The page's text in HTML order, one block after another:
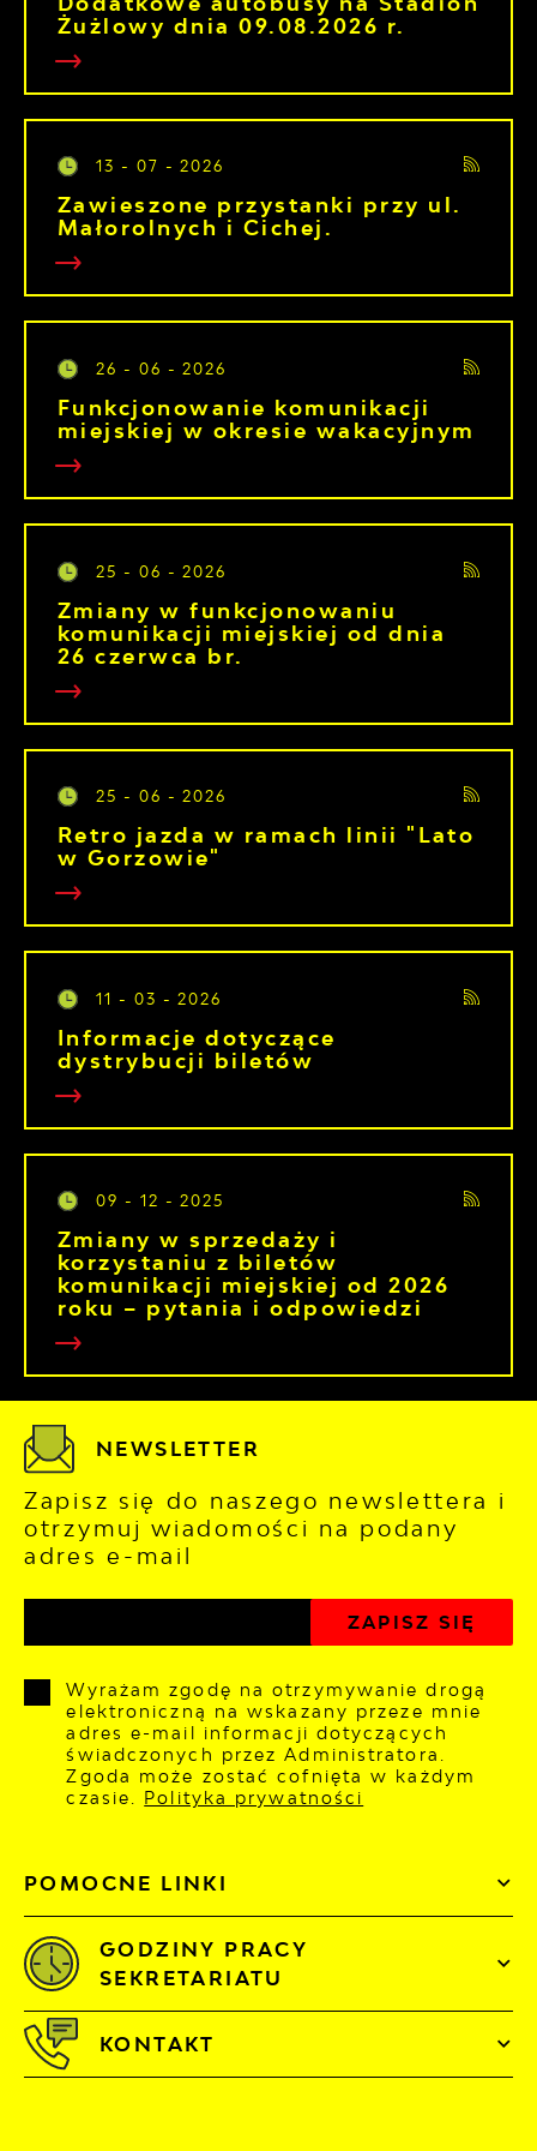
Żużlowy dnia 09.08.2026 r.
13 - 07 - 2026
Zawieszone przystanki przy ul.
Małorolnych i Cichej.
26 - 06 - 2026
Funkcjonowanie komunikacji
miejskiej w okresie wakacyjnym
25 - 06 - 2026
Zmiany w funkcjonowaniu
komunikacji miejskiej od dnia
26 czerwca br.
25 - 06 - 2026
Retro jazda w ramach linii "Lato
w Gorzowie"
11 - 03 - 2026
Informacje dotyczące
dystrybucji biletów
09 - 12 - 2025
Zmiany w sprzedaży i
korzystaniu z biletów
komunikacji miejskiej od 2026
roku – pytania i odpowiedzi
POMOCNE LINKI
NEWSLETTER
Zapisz się do naszego newslettera i
otrzymuj wiadomości na podany
adres e-mail
Wyrażam zgodę na otrzymywanie drogą
elektroniczną na wskazany przeze mnie
adres e-mail informacji dotyczących
świadczonych przez Administratora.
Zgoda może zostać cofnięta w każdym
czasie. Polityka prywatności
GODZINY PRACY
SEKRETARIATU
KONTAKT